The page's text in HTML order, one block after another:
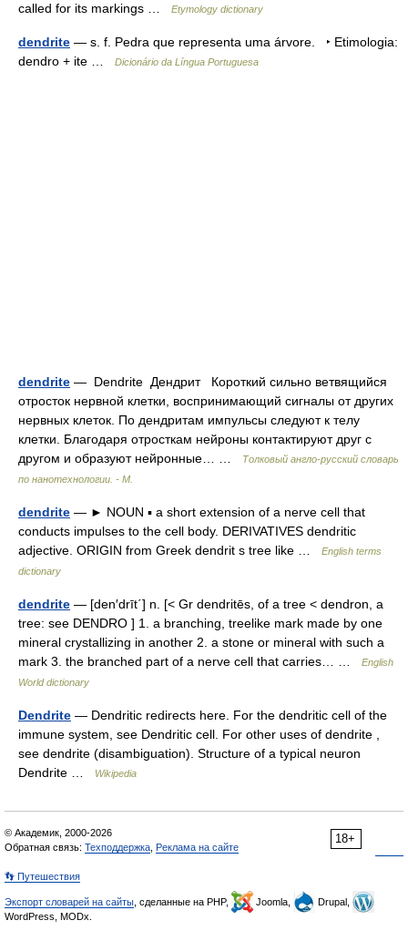
called for its markings …
Etymology dictionary
dendrite — s. f. Pedra que representa uma árvore. ‣ Etimologia:
dendro + ite …
Dicionário da Língua Portuguesa
dendrite — Dendrite Дендрит Короткий сильно ветвящийся
отросток нервной клетки, воспринимающий сигналы от других
нервных клеток. По дендритам импульсы следуют к телу
клетки. Благодаря отросткам нейроны контактируют друг с
другом и образуют нейронные… …
Толковый англо-русский словарь
по нанотехнологии. - М.
dendrite — ► NOUN ▪ a short extension of a nerve cell that
conducts impulses to the cell body. DERIVATIVES dendritic
adjective. ORIGIN from Greek dendrit s tree like …
English terms
dictionary
dendrite — [den′drīt΄] n. [< Gr dendritēs, of a tree < dendron, a
tree: see DENDRO ] 1. a branching, treelike mark made by one
mineral crystallizing in another 2. a stone or mineral with such a
mark 3. the branched part of a nerve cell that carries… …
English
World dictionary
Dendrite — Dendritic redirects here. For the dendritic cell of the
immune system, see Dendritic cell. For other uses of dendrite ,
see dendrite (disambiguation). Structure of a typical neuron
Dendrite …
Wikipedia
18+
© Академик, 2000-2026
Обратная связь: Техподдержка Реклама на сайте
👣 Путешествия
Экспорт словарей на сайты , сделанные на PHP, Joomla,
Drupal,
WordPress, MODx.